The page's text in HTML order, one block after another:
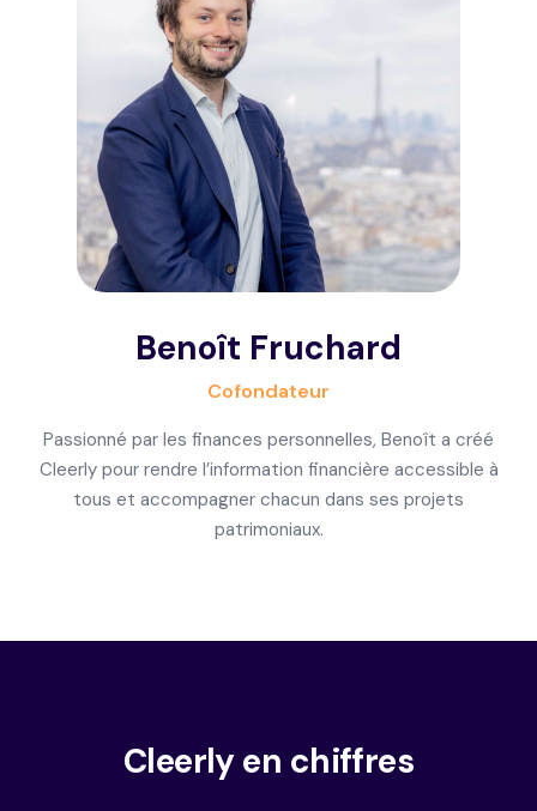
Benoît Fruchard
Cofondateur
Passionné par les finances personnelles, Benoît a créé
Cleerly pour rendre l’information financière accessible à
tous et accompagner chacun dans ses projets
patrimoniaux.
Cleerly en chiffres